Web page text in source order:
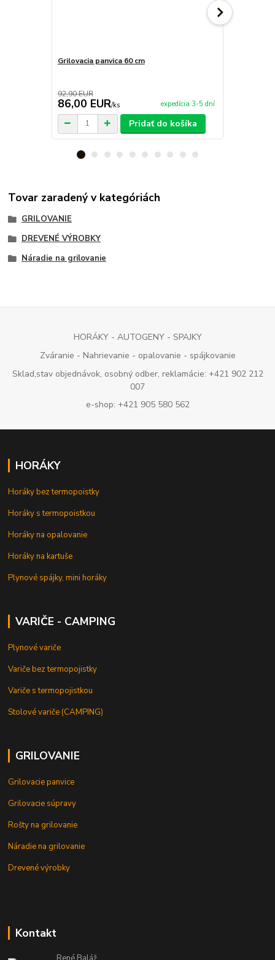
Grilovacia panvica 60 cm
92,90 EUR
86,00 EUR/ks expedícia 3-5 dní
Pridať do košíka
Tovar zaradený v kategóriách
GRILOVANIE
DREVENÉ VÝROBKY
Náradie na grilovanie
HORÁKY - AUTOGENY - SPAJKY
Zváranie - Nahrievanie - opalovanie - spájkovanie
Sklad,stav objednávok, osobný odber, reklamácie: +421 902 212
007
e-shop: +421 905 580 562
HORÁKY
Horáky bez termopoistky
Horáky s termopoistkou
Horáky na opalovanie
Horáky na kartuše
Plynové spájky, mini horáky
VARIČE - CAMPING
Plynové variče
Variče bez termopojistky
Variče s termopojistkou
Stolové variče (CAMPING)
GRILOVANIE
Grilovacie panvice
Grilovacie súpravy
Rošty na grilovanie
Náradie na grilovanie
Drevené výrobky
Kontakt